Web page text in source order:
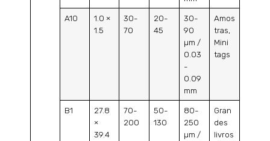
A10
1.0 ×
1.5
30-
70
20-
45
30-
90
µm /
0.03
-
0.09
mm
Amos
tras,
Mini
tags
B1
27.8
×
39.4
70-
200
50-
130
80-
250
µm /
Gran
des
livros